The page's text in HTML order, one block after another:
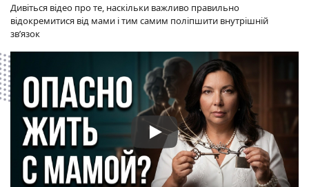
Дивіться відео про те, наскільки важливо правильно
відокремитися від мами і тим самим поліпшити внутрішній
зв’язок